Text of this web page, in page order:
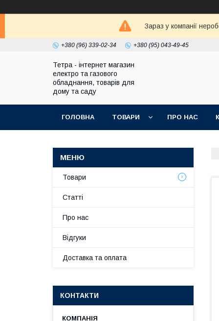
Зараз у компанії
+380 (96) 339-02-34 +380 (95) 043-49-45
Тетра - інтернет магазин
електро та газового
обладнання, товарів для
дому та саду
ГОЛОВНА ТОВАРИ ПРО НАС
Товари
Статті
Про нас
Відгуки
Доставка та оплата
КОНТАКТИ